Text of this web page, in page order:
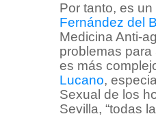
Por tanto, es
Fernández del
Medicina Anti-
problemas
es más
Lucano,
Sexual de los
Sevilla, “todas